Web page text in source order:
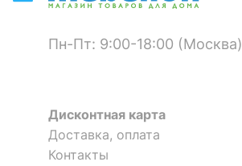
Пн-Пт: 9:00-18:00 (Москва)
Дисконтная карта
Доставка, оплата
Контакты